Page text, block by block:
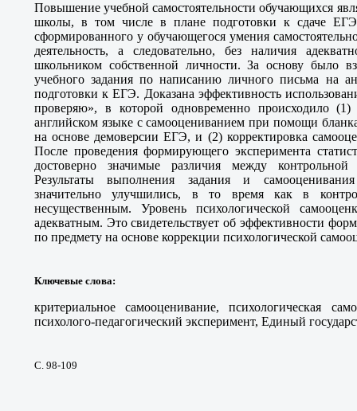
Повышение учебной самостоятельности обучающихся
школы, в том числе в плане подготовки к сдаче
сформированного у обучающегося умения
деятельность, а следовательно, без наличия
школьником собственной личности. За основу было
учебного задания по написанию личного письма на
подготовки к ЕГЭ. Доказана эффективность
проверяю», в которой одновременно происходило
английском языке с самооцениванием при помощи
на основе демоверсии ЕГЭ, и (2) корректировка
После проведения формирующего эксперимента
достоверно значимые различия между
Результаты выполнения задания и
значительно улучшились, в то время как в
несущественным. Уровень психологической
адекватным. Это свидетельствует об эффективности
по предмету на основе коррекции психологической
Ключевые слова:
критериальное самооценивание, психологическая
психолого-педагогический эксперимент, Единый
С. 98-109